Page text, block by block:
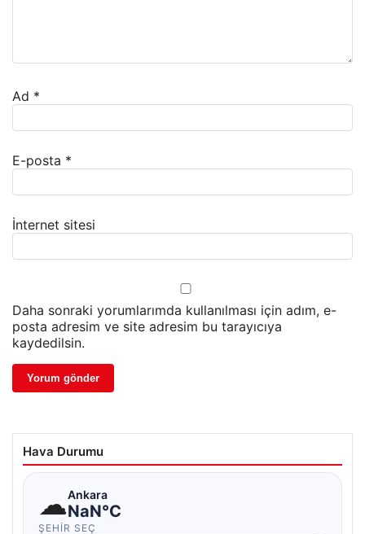
Ad *
E-posta *
İnternet sitesi
Daha sonraki yorumlarımda kullanılması için adım, e-
posta adresim ve site adresim bu tarayıcıya
kaydedilsin.
Hava Durumu
☁Ankara
NaN°C
ŞEHIR SEÇ